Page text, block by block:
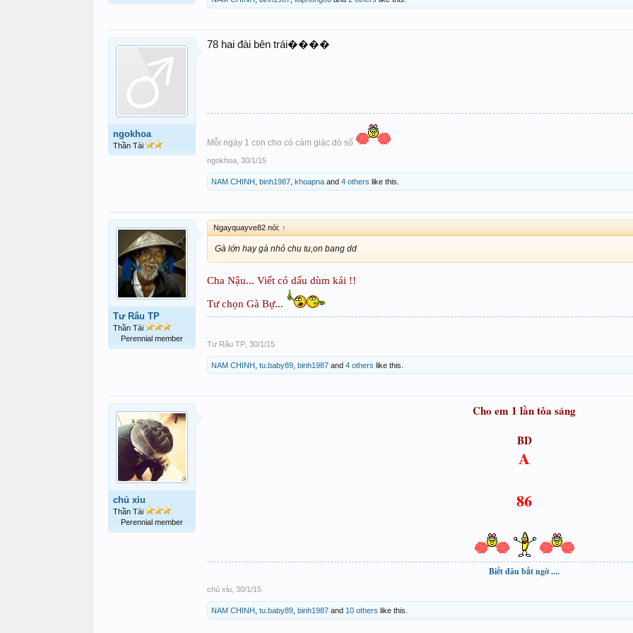
ngokhoa
Thần Tài
78 hai đài bên trái����
Mỗi ngày 1 con cho có cảm giác dò số
ngokhoa 30/1/15
NAM CHINH binh1987 khoapna and 4 others like this.
Tư Râu TP
Thần Tài
Perennial member
Ngayquayve82 nói: ↑
Gà lớn hay gà nhỏ chu tu,on bang dd
Cha Nậu... Viết có dấu dùm kái !!
Tư chọn Gà Bự...
Tư Râu TP 30/1/15
NAM CHINH tu.baby89 binh1987 and 4 others like this.
chủ xỉu
Thần Tài
Perennial member
Cho em 1 lần tỏa sáng
BD
A
86
Biết đâu bất ngờ ....
chủ xỉu 30/1/15
NAM CHINH tu.baby89 binh1987 and 10 others like this.